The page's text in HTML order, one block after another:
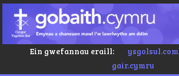
Ein gwefannau eraill: ysgolsul.com
gair.cymru